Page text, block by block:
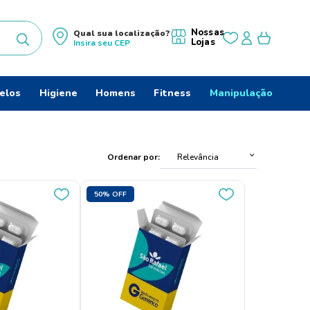
Qual sua localização?
Insira seu CEP
Nossas
Lojas
Higiene Homens Fitness Manipulação
Ordenar por Relevância
50% OFF